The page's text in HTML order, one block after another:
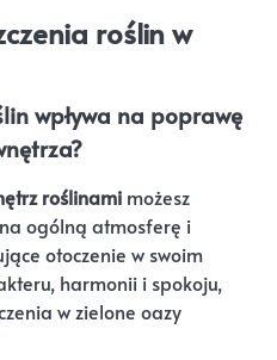
roślin w
wpływa na poprawę
roślinami możesz
ogólną atmosferę i
otoczenie w swoim
harmonii i spokoju,
w zielone oazy